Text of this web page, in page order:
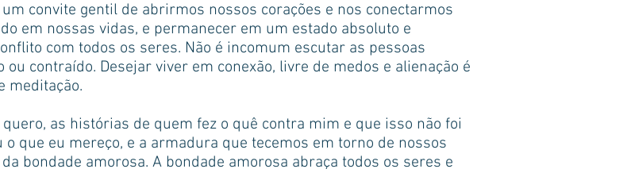
convite gentil de abrirmos nossos corações e nos conectarmos
em nossas vidas, e permanecer em um estado absoluto e
com todos os seres. Não é incomum escutar as pessoas
contraído. Desejar viver em conexão, livre de medos e alienação é
meditação.
as histórias de quem fez o quê contra mim e que isso não foi
que eu mereço, e a armadura que tecemos em torno de nossos
bondade amorosa. A bondade amorosa abraça todos os seres e